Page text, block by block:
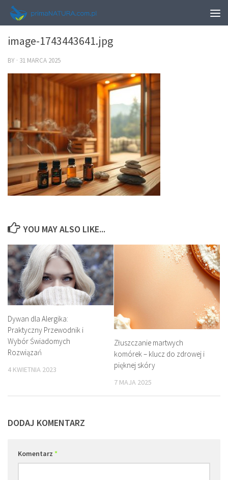
0
image-1743443641.jpg
BY · 31 MARCA 2025
YOU MAY ALSO LIKE...
Dywan dla Alergika:
Praktyczny Przewodnik i
Wybór Świadomych
Rozwiązań
4 KWIETNIA 2023
Złuszczanie martwych
komórek – klucz do zdrowej i
pięknej skóry
7 MAJA 2025
DODAJ KOMENTARZ
Komentarz *